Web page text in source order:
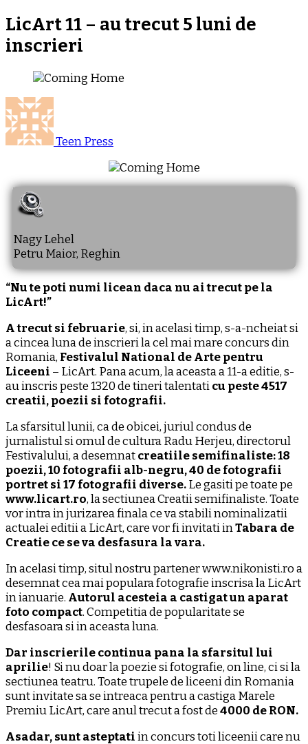
LicArt 11 – au trecut 5 luni de
inscrieri
Teen Press
Nagy Lehel
Petru Maior, Reghin
“Nu te poti numi licean daca nu ai trecut pe la
LicArt!”
A trecut si februarie, si, in acelasi timp, s-a-ncheiat si
a cincea luna de inscrieri la cel mai mare concurs din
Romania, Festivalul National de Arte pentru
Liceeni – LicArt. Pana acum, la aceasta a 11-a editie, s-
au inscris peste 1320 de tineri talentaticu peste 4517
creatii, poezii si fotografii.
La sfarsitul lunii, ca de obicei, juriul condus de
jurnalistul si omul de cultura Radu Herjeu, directorul
Festivalului, a desemnatcreatiile semifinaliste: 18
poezii, 10 fotografii alb-negru, 40 de fotografii
portret si 17 fotografii diverse.Le gasiti pe toate pe
www.licart.ro, la sectiunea Creatii semifinaliste. Toate
vor intra in jurizarea finala ce va stabili nominalizatii
actualei editii a LicArt, care vor fi invitati inTabara de
Creatie ce se va desfasura la vara.
In acelasi timp, situl nostru partener www.nikonisti.ro a
desemnat cea mai populara fotografie inscrisa la LicArt
in ianuarie. Autorul acesteia a castigat un aparat
foto compact. Competitia de popularitate se
desfasoara si in aceasta luna.
Dar inscrierile continua pana la sfarsitul lui
aprilie! Si nu doar la poezie si fotografie, on line, ci si la
sectiunea teatru. Toate trupele de liceeni din Romania
sunt invitate sa se intreaca pentru a castiga Marele
Premiu LicArt, care anul trecut a fost de4000 de RON.
Asadar, sunt asteptatiin concurs toti liceenii care nu